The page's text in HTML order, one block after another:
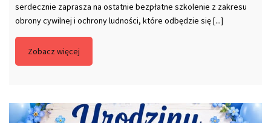
serdecznie zaprasza na ostatnie bezpłatne szkolenie z zakresu
obrony cywilnej i ochrony ludności, które odbędzie się [...]
Zobacz więcej